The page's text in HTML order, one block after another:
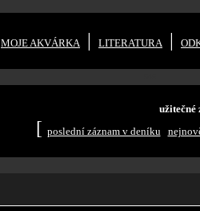
MOJE AKVÁRKA | LITERATURA |
[ poslední záznam v deníku